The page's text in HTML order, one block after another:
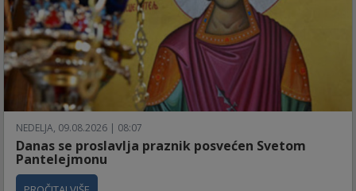
NEDELJA, 09.08.2026 | 08:07
Danas se proslavlja praznik posvećen Svetom
Pantelejmonu